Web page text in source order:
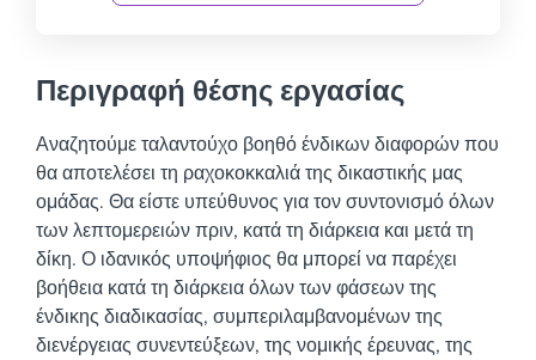
Περιγραφή θέσης εργασίας
Αναζητούμε ταλαντούχο βοηθό ένδικων διαφορών που
θα αποτελέσει τη ραχοκοκκαλιά της δικαστικής μας
ομάδας. Θα είστε υπεύθυνος για τον συντονισμό όλων
των λεπτομερειών πριν, κατά τη διάρκεια και μετά τη
δίκη. Ο ιδανικός υποψήφιος θα μπορεί να παρέχει
βοήθεια κατά τη διάρκεια όλων των φάσεων της
ένδικης διαδικασίας, συμπεριλαμβανομένων της
διενέργειας συνεντεύξεων, της νομικής έρευνας, της